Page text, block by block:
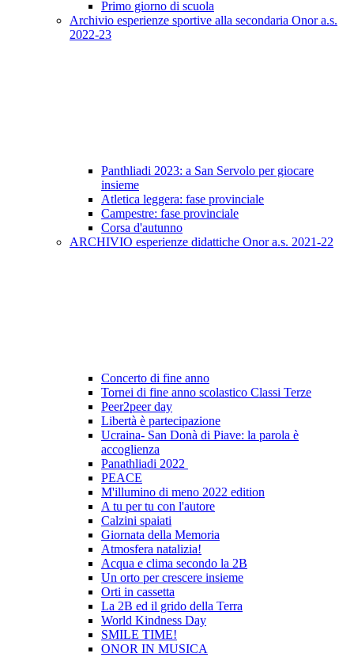
Primo giorno di scuola
Archivio esperienze sportive alla secondaria Onor a.s.
2022-23
Panthliadi 2023: a San Servolo per giocare
insieme
Atletica leggera: fase provinciale
Campestre: fase provinciale
Corsa d'autunno
ARCHIVIO esperienze didattiche Onor a.s. 2021-22
Concerto di fine anno
Tornei di fine anno scolastico Classi Terze
Peer2peer day
Libertà è partecipazione
Ucraina- San Donà di Piave: la parola è
accoglienza
Panathliadi 2022
PEACE
M'illumino di meno 2022 edition
A tu per tu con l'autore
Calzini spaiati
Giornata della Memoria
Atmosfera natalizia!
Acqua e clima secondo la 2B
Un orto per crescere insieme
Orti in cassetta
La 2B ed il grido della Terra
World Kindness Day
SMILE TIME!
ONOR IN MUSICA